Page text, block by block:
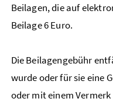
Beilagen, die auf
Beilage 6 Euro.
Die Beilagengebühr
wurde oder für sie eine
oder mit einem Vermerk